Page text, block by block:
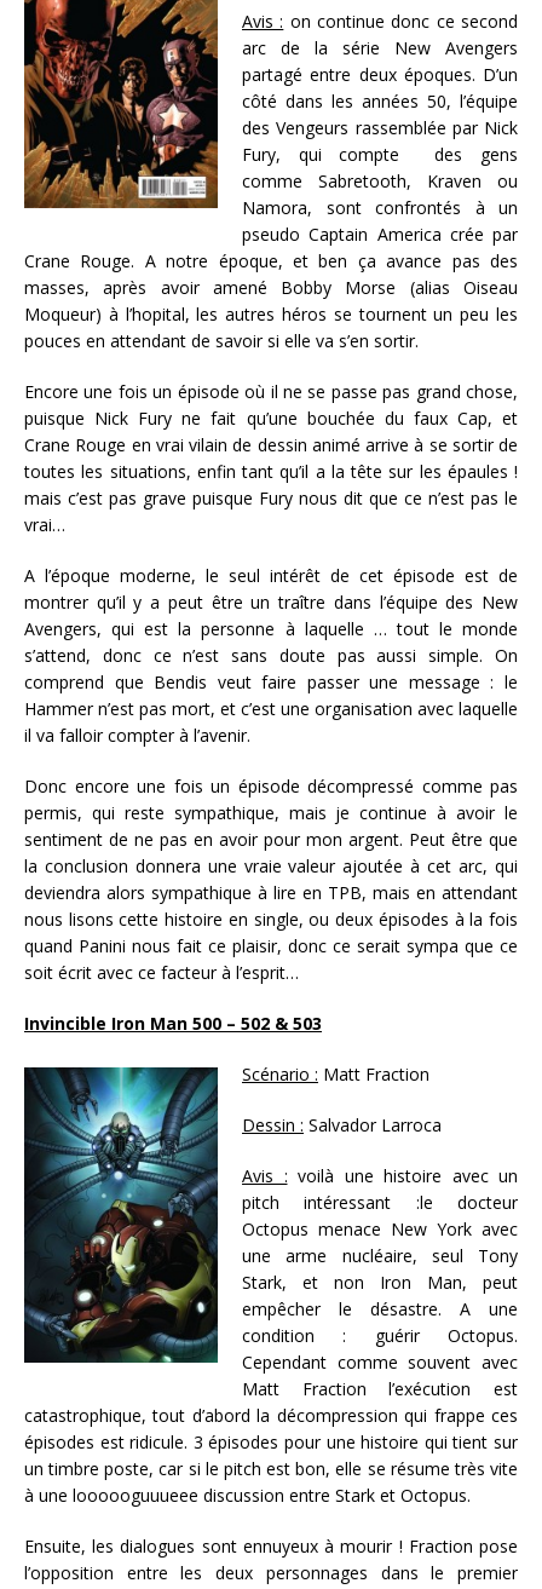
Avis : on continue donc ce second
arc de la série New Avengers
partagé entre deux époques. D’un
côté dans les années 50, l’équipe
des Vengeurs rassemblée par Nick
Fury, qui compte des gens
comme Sabretooth, Kraven ou
Namora, sont confrontés à un
pseudo Captain America crée par
Crane Rouge. A notre époque, et ben ça avance pas des
masses, après avoir amené Bobby Morse (alias Oiseau
Moqueur) à l’hopital, les autres héros se tournent un peu les
pouces en attendant de savoir si elle va s’en sortir.
Encore une fois un épisode où il ne se passe pas grand chose,
puisque Nick Fury ne fait qu’une bouchée du faux Cap, et
Crane Rouge en vrai vilain de dessin animé arrive à se sortir de
toutes les situations, enfin tant qu’il a la tête sur les épaules !
mais c’est pas grave puisque Fury nous dit que ce n’est pas le
vrai…
A l’époque moderne, le seul intérêt de cet épisode est de
montrer qu’il y a peut être un traître dans l’équipe des New
Avengers, qui est la personne à laquelle … tout le monde
s’attend, donc ce n’est sans doute pas aussi simple. On
comprend que Bendis veut faire passer une message : le
Hammer n’est pas mort, et c’est une organisation avec laquelle
il va falloir compter à l’avenir.
Donc encore une fois un épisode décompressé comme pas
permis, qui reste sympathique, mais je continue à avoir le
sentiment de ne pas en avoir pour mon argent. Peut être que
la conclusion donnera une vraie valeur ajoutée à cet arc, qui
deviendra alors sympathique à lire en TPB, mais en attendant
nous lisons cette histoire en single, ou deux épisodes à la fois
quand Panini nous fait ce plaisir, donc ce serait sympa que ce
soit écrit avec ce facteur à l’esprit…
Invincible Iron Man 500 – 502 & 503
Scénario : Matt Fraction
Dessin : Salvador Larroca
Avis : voilà une histoire avec un
pitch intéressant :le docteur
Octopus menace New York avec
une arme nucléaire, seul Tony
Stark, et non Iron Man, peut
empêcher le désastre. A une
condition : guérir Octopus.
Cependant comme souvent avec
Matt Fraction l’exécution est
catastrophique, tout d’abord la décompression qui frappe ces
épisodes est ridicule. 3 épisodes pour une histoire qui tient sur
un timbre poste, car si le pitch est bon, elle se résume très vite
à une loooooguuueee discussion entre Stark et Octopus.
Ensuite, les dialogues sont ennuyeux à mourir ! Fraction pose
l’opposition entre les deux personnages dans le premier